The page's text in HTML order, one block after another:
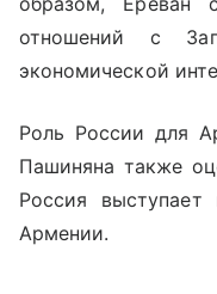
отношений с
экономической
Роль России для
Пашиняна также
Россия
Армении.